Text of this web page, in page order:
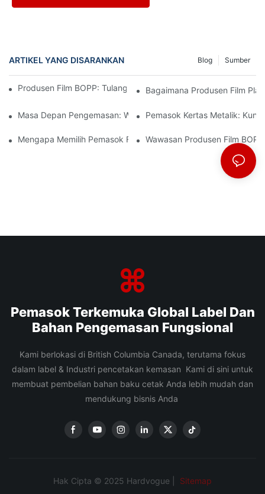
ARTIKEL YANG DISARANKAN Sumber
Blog
Produsen Film BOPP: Tulang Punggung Kemasan Fleksibel
Bagaimana Produsen Film
Masa Depan Pengemasan: Wawasan Dari Produsen Material
Pemasok Kertas Metalik:
Mengapa Memilih Pemasok Film BOPP Yang Tepat Penting
Wawasan Produsen Film
Pemasok Terkemuka Global Label Dan
Bahan Pengemasan Fungsional
Kami berlokasi di British Columbia Canada, terutama fokus
dalam label & Industri pencetakan kemasan Kami di sini untuk
membuat pembelian bahan baku cetak Anda lebih mudah dan
mendukung bisnis Anda
Hak Cipta © 2025 Hardvogue | Sitemap